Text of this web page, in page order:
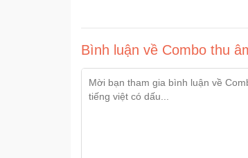
Bình luận về Combo thu